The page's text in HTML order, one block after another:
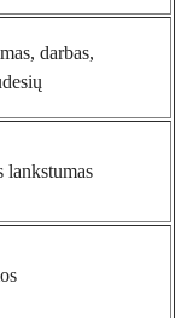
darbas,
lankstumas